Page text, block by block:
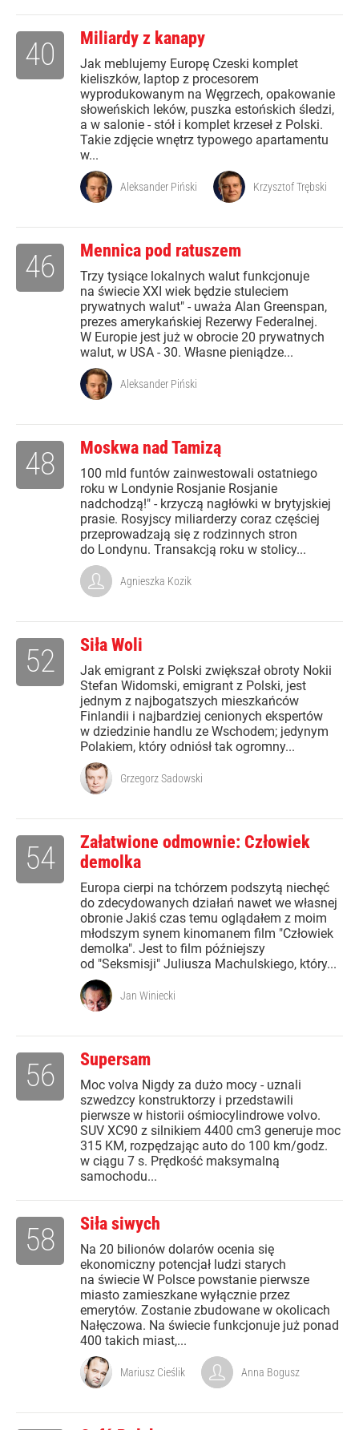
Miliardy z kanapy
Jak meblujemy Europę Czeski komplet
kieliszków, laptop z procesorem
wyprodukowanym na Węgrzech, opakowanie
słoweńskich leków, puszka estońskich śledzi,
a w salonie - stół i komplet krzeseł z Polski.
Takie zdjęcie wnętrz typowego apartamentu
w...
40
Aleksander Piński Krzysztof Trębski
Mennica pod ratuszem
Trzy tysiące lokalnych walut funkcjonuje
na świecie XXI wiek będzie stuleciem
prywatnych walut" - uważa Alan Greenspan,
prezes amerykańskiej Rezerwy Federalnej.
W Europie jest już w obrocie 20 prywatnych
walut, w USA - 30. Własne pieniądze...
46
Aleksander Piński
Moskwa nad Tamizą
100 mld funtów zainwestowali ostatniego
roku w Londynie Rosjanie Rosjanie
nadchodzą!" - krzyczą nagłówki w brytyjskiej
prasie. Rosyjscy miliarderzy coraz częściej
przeprowadzają się z rodzinnych stron
do Londynu. Transakcją roku w stolicy...
48
Agnieszka Kozik
Siła Woli
Jak emigrant z Polski zwiększał obroty Nokii
Stefan Widomski, emigrant z Polski, jest
jednym z najbogatszych mieszkańców
Finlandii i najbardziej cenionych ekspertów
w dziedzinie handlu ze Wschodem; jedynym
Polakiem, który odniósł tak ogromny...
52
Grzegorz Sadowski
Załatwione odmownie: Człowiek
demolka
Europa cierpi na tchórzem podszytą niechęć
do zdecydowanych działań nawet we własnej
obronie Jakiś czas temu oglądałem z moim
młodszym synem kinomanem film "Człowiek
demolka". Jest to film późniejszy
od "Seksmisji" Juliusza Machulskiego, który...
54
Jan Winiecki
Supersam
Moc volva Nigdy za dużo mocy - uznali
szwedzcy konstruktorzy i przedstawili
pierwsze w historii ośmiocylindrowe volvo.
SUV XC90 z silnikiem 4400 cm3 generuje moc
315 KM, rozpędzając auto do 100 km/godz.
w ciągu 7 s. Prędkość maksymalną
samochodu...
56
Siła siwych
Na 20 bilionów dolarów ocenia się
ekonomiczny potencjał ludzi starych
na świecie W Polsce powstanie pierwsze
miasto zamieszkane wyłącznie przez
emerytów. Zostanie zbudowane w okolicach
Nałęczowa. Na świecie funkcjonuje już ponad
400 takich miast,...
58
Mariusz Cieślik Anna Bogusz